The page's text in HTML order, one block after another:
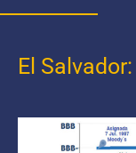
El